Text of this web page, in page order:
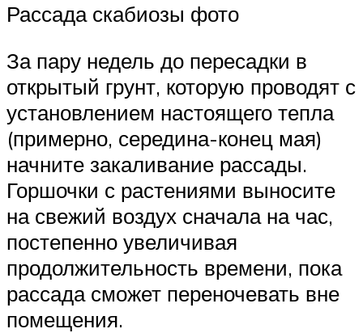
Рассада скабиозы фото
За пару недель до пересадки в
открытый грунт, которую проводят с
установлением настоящего тепла
(примерно, середина-конец мая)
начните закаливание рассады.
Горшочки с растениями выносите
на свежий воздух сначала на час,
постепенно увеличивая
продолжительность времени, пока
рассада сможет переночевать вне
помещения.